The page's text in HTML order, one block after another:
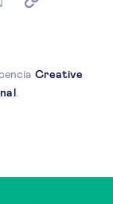
Creative